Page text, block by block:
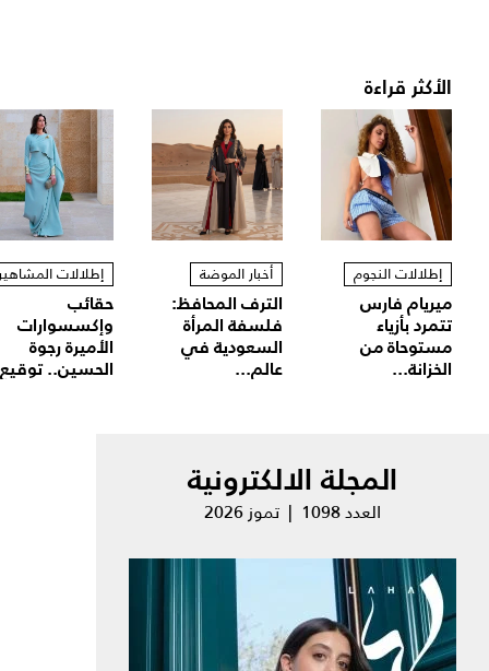
الأكثر قراءة
إطلالات النجوم
ميريام فارس
تتمرد بأزياء
مستوحاة من
الخزانة...
أخبار الموضة
الترف المحافظ:
فلسفة المرأة
السعودية في
عالم...
إطلالات
حقائب
وإكسسوارات
الأميرة رجوة
الحسين..
المجلة الالكترونية
العدد 1098 | تموز 2026